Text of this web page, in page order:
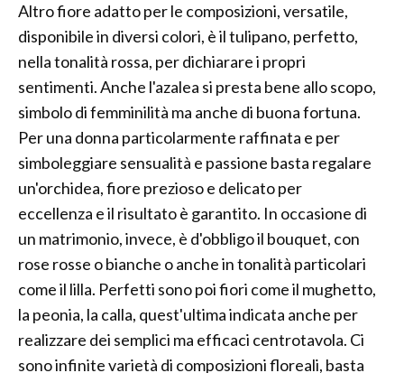
Altro fiore adatto per le composizioni, versatile,
disponibile in diversi colori, è il tulipano, perfetto,
nella tonalità rossa, per dichiarare i propri
sentimenti. Anche l'azalea si presta bene allo scopo,
simbolo di femminilità ma anche di buona fortuna.
Per una donna particolarmente raffinata e per
simboleggiare sensualità e passione basta regalare
un'orchidea, fiore prezioso e delicato per
eccellenza e il risultato è garantito. In occasione di
un matrimonio, invece, è d'obbligo il bouquet, con
rose rosse o bianche o anche in tonalità particolari
come il lilla. Perfetti sono poi fiori come il mughetto,
la peonia, la calla, quest'ultima indicata anche per
realizzare dei semplici ma efficaci centrotavola. Ci
sono infinite varietà di composizioni floreali, basta